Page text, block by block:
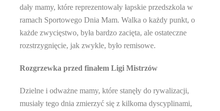
dały mamy, które reprezentowały łapskie przedszkola w
ramach Sportowego Dnia Mam. Walka o każdy punkt, o
każde zwycięstwo, była bardzo zacięta, ale ostateczne
rozstrzygnięcie, jak zwykle, było remisowe.
Rozgrzewka przed finałem Ligi Mistrzów
Dzielne i odważne mamy, które stanęły do rywalizacji,
musiały tego dnia zmierzyć się z kilkoma dyscyplinami,